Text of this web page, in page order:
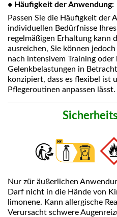
• Häufigkeit der Anwendung:
Passen Sie die Häufigkeit der
individuellen Bedürfnisse
regelmäßigen Erhaltung kann
ausreichen, Sie können
nach intensivem Training
Gelenkbelastungen in
konzipiert, dass es flexibel ist
Pflegeroutinen anpassen lässt.
Nur zür äußerlichen
Darf nicht in die Hände von
limonene. Kann allergische
Verursacht schwere